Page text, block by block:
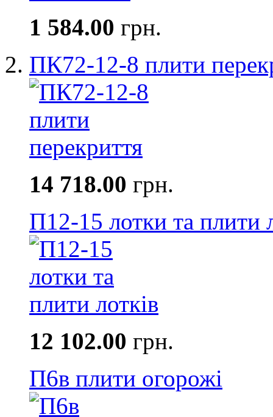
1 584.00 грн.
ПК72-12-8 плити
14 718.00 грн.
П12-15 лотки та плити
12 102.00 грн.
П6в плити огорожі